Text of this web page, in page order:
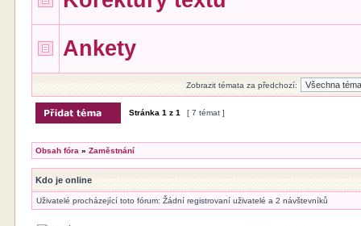
Ankety
Zobrazit témata za předchozí:
Stránka1 z1 [ 7 témat ]
Obsah fóra »Zaměstnání
Kdo je online
Uživatelé procházející toto fórum: Žádní registrovaní uživatelé a 2 návštevníků